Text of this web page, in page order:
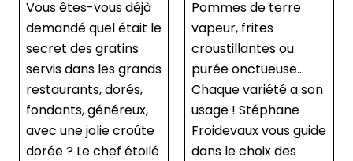
Vous êtes-vous déjà
demandé quel était le
secret des gratins
servis dans les grands
restaurants, dorés,
fondants, généreux,
avec une jolie croûte
dorée ? Le chef étoilé
Pommes de terre
vapeur, frites
croustillantes ou
purée onctueuse…
Chaque variété a son
usage ! Stéphane
Froidevaux vous guide
dans le choix des